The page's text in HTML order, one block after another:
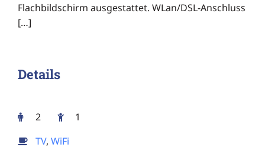
Flachbildschirm ausgestattet. WLan/DSL-Anschluss
[…]
Details
2
1
TV, WiFi